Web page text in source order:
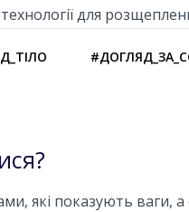
для
які показують ваги,